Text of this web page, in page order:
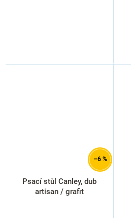
–6 %
Psací stůl Canley, dub
artisan / grafit